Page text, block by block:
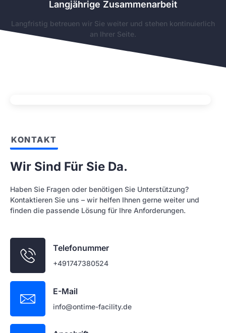
Langjährige Zusammenarbeit
Langfristig betreuen wir Sie weiter und stehen kontinuierlich
an Ihrer Seite.
KONTAKT
Wir Sind Für Sie Da.
Haben Sie Fragen oder benötigen Sie Unterstützung?
Kontaktieren Sie uns – wir helfen Ihnen gerne weiter und
finden die passende Lösung für Ihre Anforderungen.
Telefonummer
+491747380524
E-Mail
info@ontime-facility.de